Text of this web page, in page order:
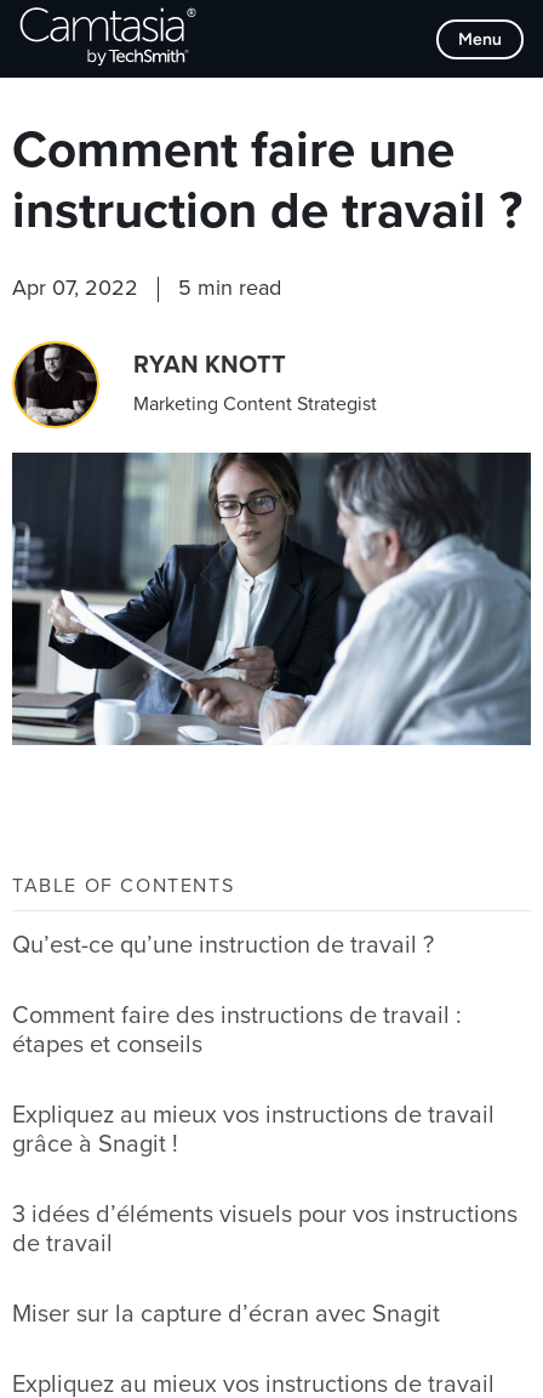
Passer
directement
Menu
Browse Categories
Comment faire une
instruction de travail ?
Apr 07, 2022 5 min read
RYAN KNOTT
Marketing Content Strategist
TABLE OF CONTENTS
Qu’est-ce qu’une instruction de travail ?
Comment faire des instructions de travail :
étapes et conseils
Expliquez au mieux vos instructions de travail
grâce à Snagit !
3 idées d’éléments visuels pour vos instructions
de travail
Miser sur la capture d’écran avec Snagit
Expliquez au mieux vos instructions de travail